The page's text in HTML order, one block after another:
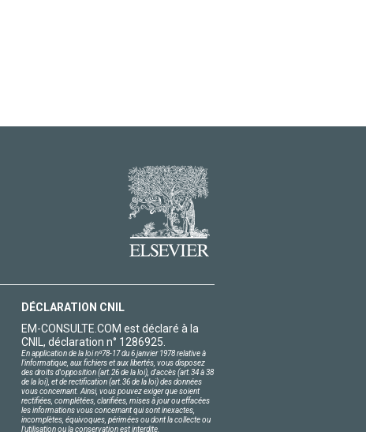
DÉCLARATION CNIL
EM-CONSULTE.COM est déclaré à la
CNIL, déclaration n° 1286925.
En application de la loi nº78-17 du 6 janvier 1978 relative à
l'informatique, aux fichiers et aux libertés, vous disposez
des droits d'opposition (art.26 de la loi), d'accès (art.34 à 38
de la loi), et de rectification (art.36 de la loi) des données
vous concernant. Ainsi, vous pouvez exiger que soient
rectifiées, complétées, clarifiées, mises à jour ou effacées
les informations vous concernant qui sont inexactes,
incomplètes, équivoques, périmées ou dont la collecte ou
l'utilisation ou la conservation est interdite.